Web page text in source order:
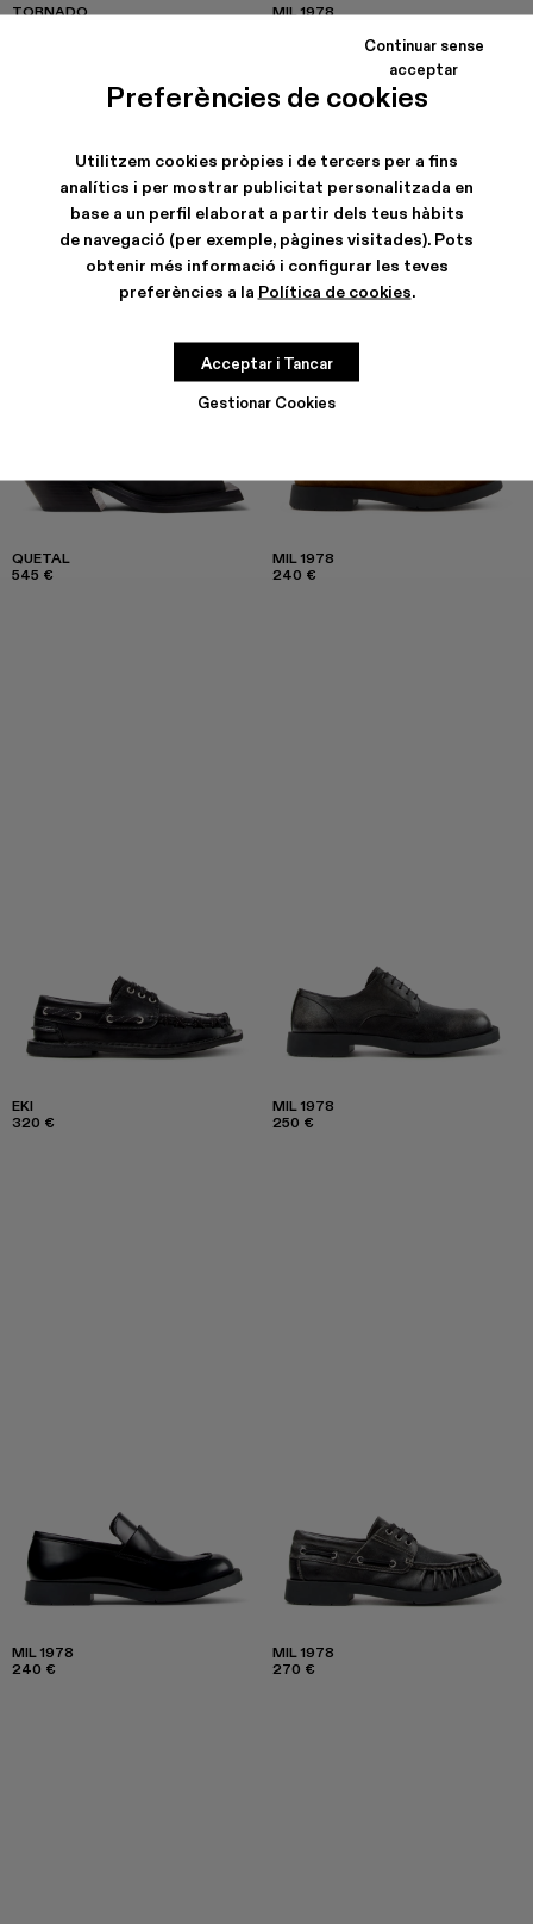
Preferències de cookies
Utilitzem cookies pròpies i de tercers per a fins
analítics i per mostrar publicitat personalitzada en
base a un perfil elaborat a partir dels teus hàbits
de navegació (per exemple, pàgines visitades). Pots
obtenir més informació i configurar les teves
preferències a la Política de cookies.
Gestionar Cookies
Continuar sense
acceptar
Acceptar i Tancar
TORNADO
MIL 1978
QUETAL
545 €
MIL 1978
240 €
EKI
320 €
MIL 1978
250 €
MIL 1978
240 €
MIL 1978
270 €